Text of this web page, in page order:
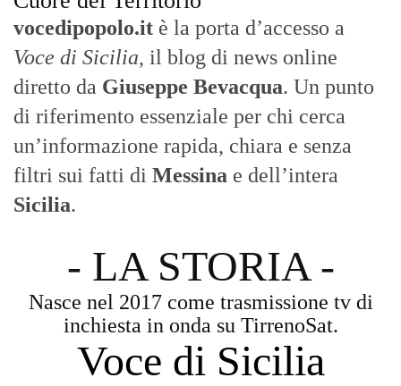
vocedipopolo.it è la porta d’accesso a
Voce di Sicilia, il blog di news online
diretto da Giuseppe Bevacqua. Un punto
di riferimento essenziale per chi cerca
un’informazione rapida, chiara e senza
filtri sui fatti di Messina e dell’intera
Sicilia.
- LA STORIA -
Nasce nel 2017 come trasmissione tv di
inchiesta in onda su TirrenoSat.
Voce di Sicilia